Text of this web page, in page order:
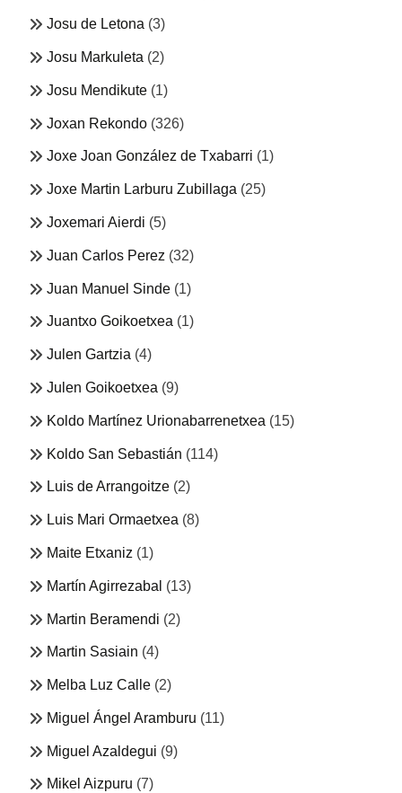
Josu de Letona (3)
Josu Markuleta (2)
Josu Mendikute (1)
Joxan Rekondo (326)
Joxe Joan González de Txabarri (1)
Joxe Martin Larburu Zubillaga (25)
Joxemari Aierdi (5)
Juan Carlos Perez (32)
Juan Manuel Sinde (1)
Juantxo Goikoetxea (1)
Julen Gartzia (4)
Julen Goikoetxea (9)
Koldo Martínez Urionabarrenetxea (15)
Koldo San Sebastián (114)
Luis de Arrangoitze (2)
Luis Mari Ormaetxea (8)
Maite Etxaniz (1)
Martín Agirrezabal (13)
Martin Beramendi (2)
Martin Sasiain (4)
Melba Luz Calle (2)
Miguel Ángel Aramburu (11)
Miguel Azaldegui (9)
Mikel Aizpuru (7)